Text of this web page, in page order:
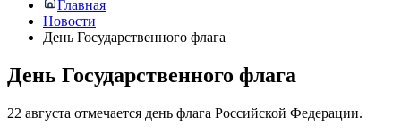
Главная
Новости
День Государственного флага
День Государственного флага
22 августа отмечается день флага Российской Федерации.